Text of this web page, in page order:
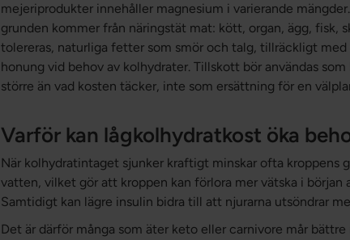
mejeriprodukter innehåller magnesium i varierande
grunden kommer från näringstät mat: kött, organ, ägg, fisk,
tolereras, naturliga fetter som smör och talg, tillräckligt
honung vid behov av kolhydrater. Tillskott bör användas
större än vad kosten täcker, inte som ersättning för en
Varför kan lågkolhydratkost öka
När kolhydratintaget sjunker kraftigt minskar ofta kroppens
vatten, vilket gör att kroppen kan förlora mer vätska i början
Samtidigt kan lägre insulin bidra till att njurarna utsöndrar
Det är därför många som äter keto eller carnivore mår bättre